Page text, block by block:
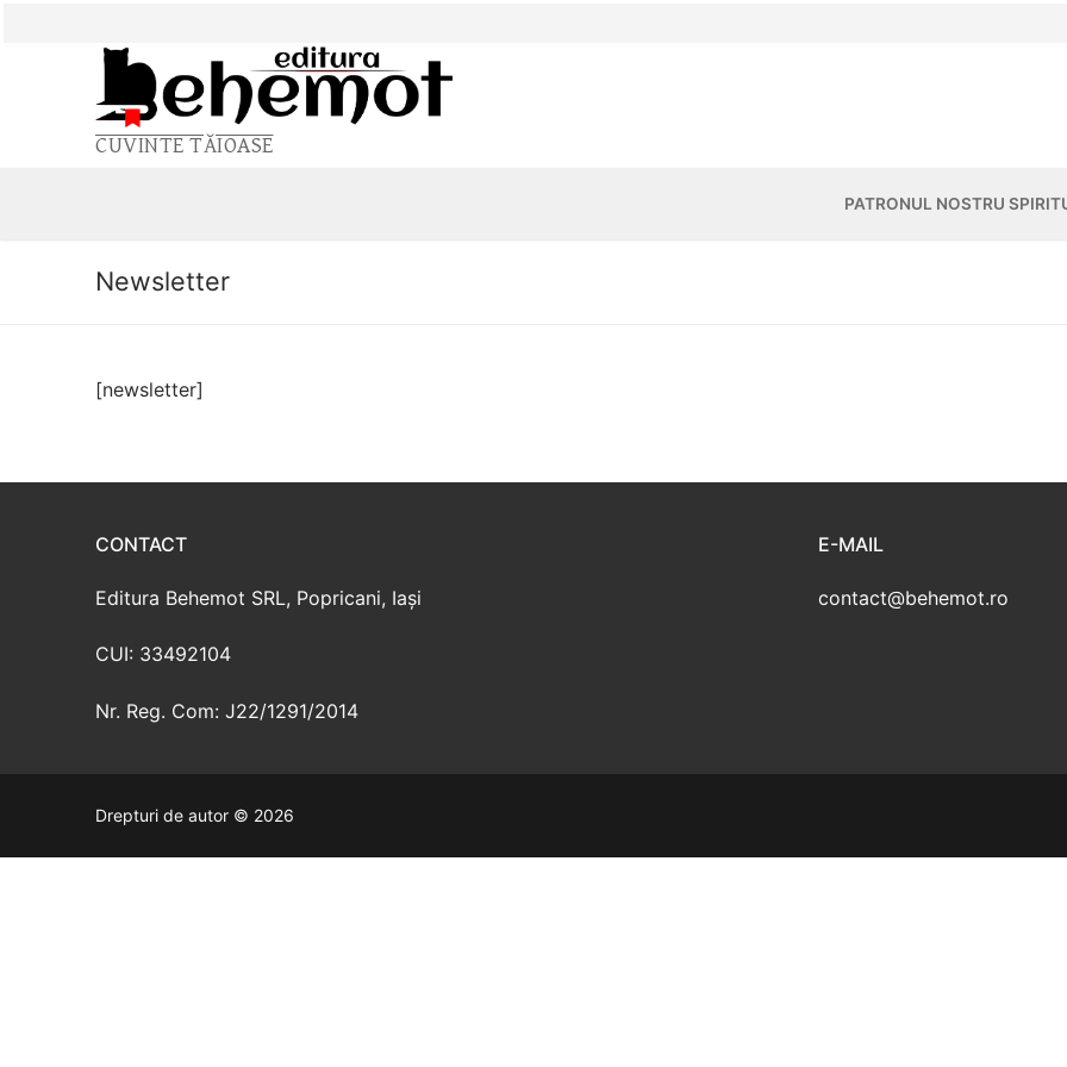
CUVINTE TĂIOASE
PATRONUL NOSTRU
Newsletter
[newsletter]
CONTACT
Editura Behemot SRL, Popricani, Iași
CUI: 33492104
Nr. Reg. Com: J22/1291/2014
E-MAIL
contact@behemot.ro
Drepturi de autor © 2026